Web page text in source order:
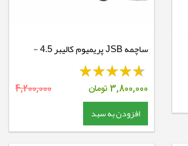
ساچمه JSB پریمیوم کالیبر 4.5 -
7.87 گرین
3,800,000تومان 4,200,000
افزودن به سبد